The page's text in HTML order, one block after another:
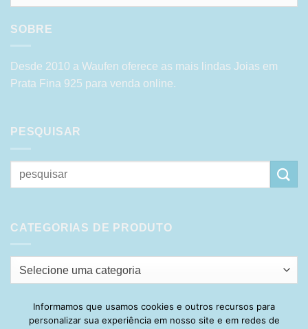
SOBRE
Desde 2010 a Waufen oferece as mais lindas Joias em
Prata Fina 925 para venda online.
PESQUISAR
Pesquisar
por:
CATEGORIAS DE PRODUTO
Selecione uma categoria
Visa PayPal Stripe MasterCard
Cash
Informamos que usamos cookies e outros recursos para
personalizar sua experiência em nosso site e em redes de